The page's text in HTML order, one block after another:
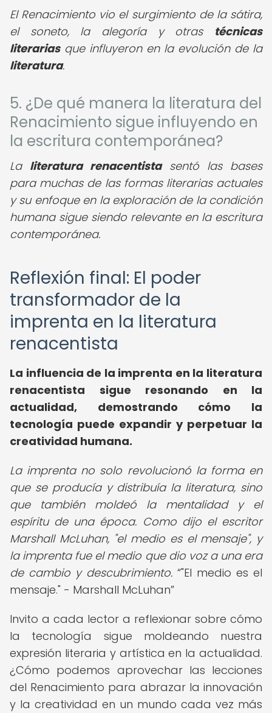
El Renacimiento vio el surgimiento de la sátira,
el soneto, la alegoría y otras técnicas
literariasque influyeron en la evolución de la
literatura.
5. ¿De qué manera la literatura del
Renacimiento sigue influyendo en
la escritura contemporánea?
La literatura renacentistasentó las bases
para muchas de las formas literarias actuales
y su enfoque en la exploración de la condición
humana sigue siendo relevante en la escritura
contemporánea.
Reflexión final: El poder
transformador de la
imprenta en la literatura
renacentista
La influencia de la imprenta en la literatura
renacentista sigue resonando en la
actualidad, demostrando cómo la
tecnología puede expandir y perpetuar la
creatividad humana.
La imprenta no solo revolucionó la forma en
que se producía y distribuía la literatura, sino
que también moldeó la mentalidad y el
espíritu de una época. Como dijo el escritor
Marshall McLuhan, "el medio es el mensaje", y
la imprenta fue el medio que dio voz a una era
de cambio y descubrimiento. "El medio es el
mensaje." - Marshall McLuhan
Invito a cada lector a reflexionar sobre cómo
la tecnología sigue moldeando nuestra
expresión literaria y artística en la actualidad.
¿Cómo podemos aprovechar las lecciones
del Renacimiento para abrazar la innovación
y la creatividad en un mundo cada vez más